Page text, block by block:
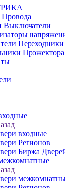
Провода
Выключатели
Переходники
Прожектора
входные
Регионов
Биржа